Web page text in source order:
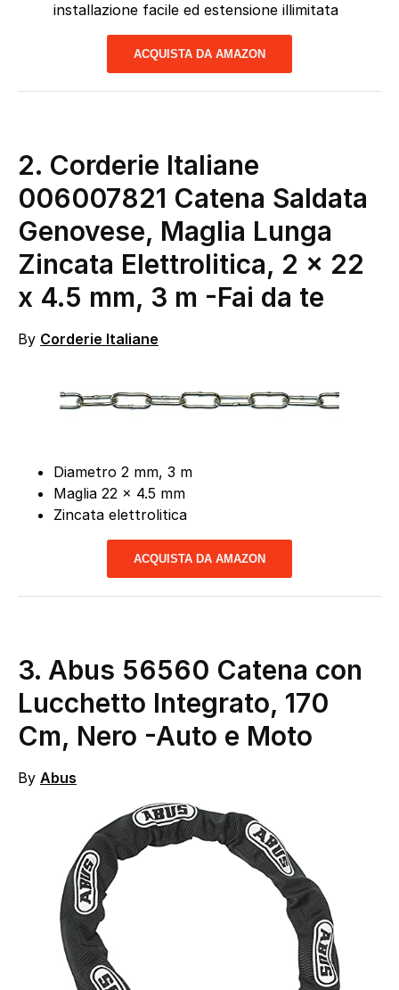
installazione facile ed estensione illimitata
ACQUISTA DA AMAZON
2. Corderie Italiane
006007821 Catena Saldata
Genovese, Maglia Lunga
Zincata Elettrolitica, 2 x 22
x 4.5 mm, 3 m -Fai da te
By Corderie Italiane
Diametro 2 mm, 3 m
Maglia 22 x 4.5 mm
Zincata elettrolitica
ACQUISTA DA AMAZON
3. Abus 56560 Catena con
Lucchetto Integrato, 170
Cm, Nero -Auto e Moto
By Abus